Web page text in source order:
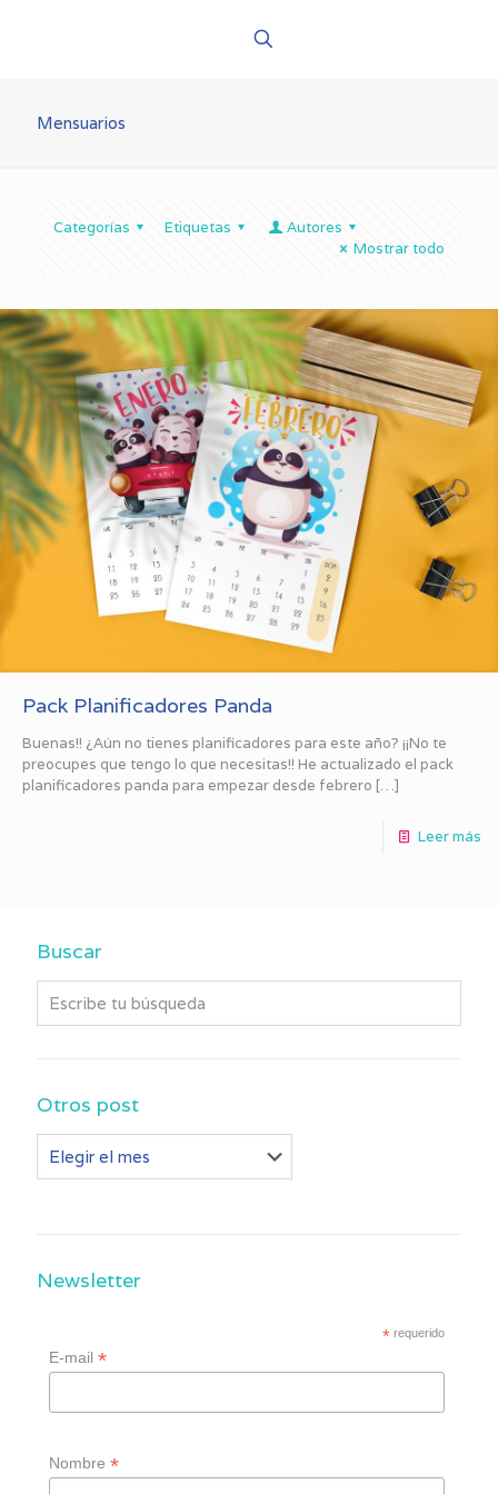
Mensuarios
Categorías Etiquetas
Autores
Mostrar todo
Pack Planificadores Panda
Buenas!! ¿Aún no tienes planificadores para este año? ¡¡No te
preocupes que tengo lo que necesitas!! He actualizado el pack
planificadores panda para empezar desde febrero […]
Leer más
Buscar
Otros post
post
Newsletter
* requerido
E-mail*
Nombre*